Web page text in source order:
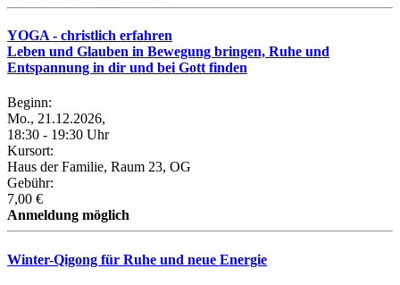
YOGA - christlich erfahren
Leben und Glauben in Bewegung bringen, Ruhe und
Entspannung in dir und bei Gott finden
Beginn:
Mo., 21.12.2026,
18:30 - 19:30 Uhr
Kursort:
Haus der Familie, Raum 23, OG
Gebühr:
7,00 €
Anmeldung möglich
Winter-Qigong für Ruhe und neue Energie